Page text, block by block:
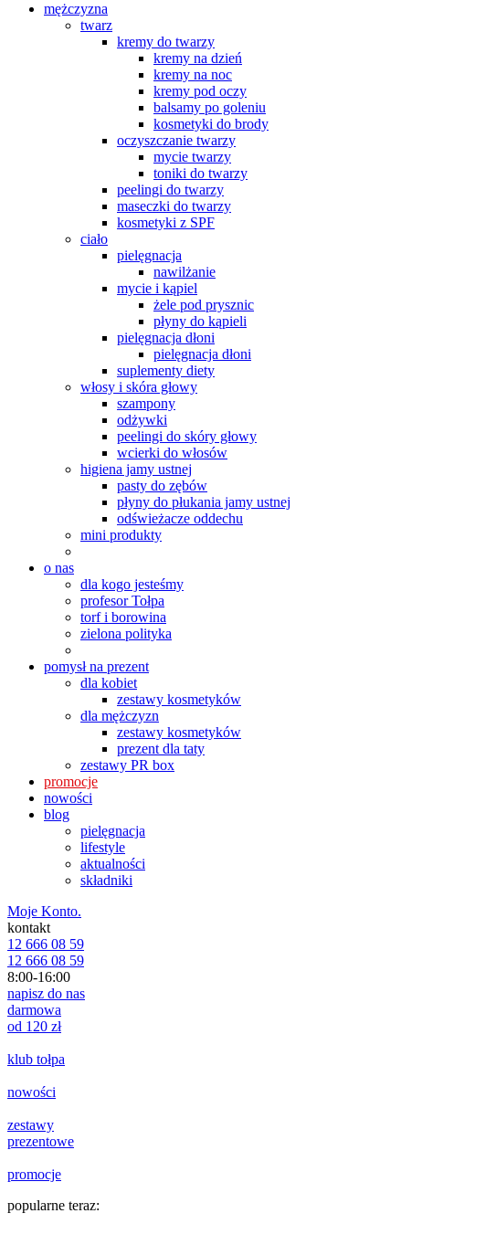
mężczyzna
twarz
kremy do twarzy
kremy na dzień
kremy na noc
kremy pod oczy
balsamy po goleniu
kosmetyki do brody
oczyszczanie twarzy
mycie twarzy
toniki do twarzy
peelingi do twarzy
maseczki do twarzy
kosmetyki z SPF
ciało
pielęgnacja
nawilżanie
mycie i kąpiel
żele pod prysznic
płyny do kąpieli
pielęgnacja dłoni
pielęgnacja dłoni
suplementy diety
włosy i skóra głowy
szampony
odżywki
peelingi do skóry głowy
wcierki do włosów
higiena jamy ustnej
pasty do zębów
płyny do płukania jamy ustnej
odświeżacze oddechu
mini produkty
o nas
dla kogo jesteśmy
profesor Tołpa
torf i borowina
zielona polityka
pomysł na prezent
dla kobiet
zestawy kosmetyków
dla mężczyzn
zestawy kosmetyków
prezent dla taty
zestawy PR box
promocje
nowości
blog
pielęgnacja
lifestyle
aktualności
składniki
Moje Konto.
kontakt
12 666 08 59
12 666 08 59
8:00-16:00
napisz do nas
darmowa
od 120 zł
klub tołpa
nowości
zestawy
prezentowe
promocje
popularne teraz: